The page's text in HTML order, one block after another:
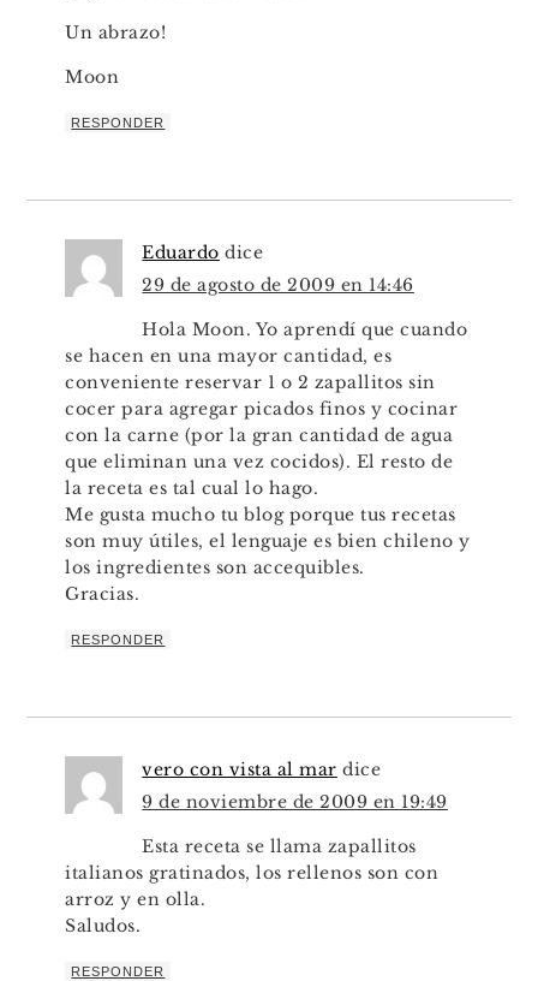
Un abrazo!
Moon
RESPONDER
Eduardo dice
29 de agosto de 2009 en 14:46
Hola Moon. Yo aprendí que cuando
se hacen en una mayor cantidad, es
conveniente reservar 1 o 2 zapallitos sin
cocer para agregar picados finos y cocinar
con la carne (por la gran cantidad de agua
que eliminan una vez cocidos). El resto de
la receta es tal cual lo hago.
Me gusta mucho tu blog porque tus recetas
son muy útiles, el lenguaje es bien chileno y
los ingredientes son accequibles.
Gracias.
RESPONDER
vero con vista al mar dice
9 de noviembre de 2009 en 19:49
Esta receta se llama zapallitos
italianos gratinados, los rellenos son con
arroz y en olla.
Saludos.
RESPONDER